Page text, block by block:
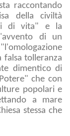
raccontando
della civiltà
di vita" e la
di un
tolleranza
dimentico di
che con
popolari e
a mare
stessa che